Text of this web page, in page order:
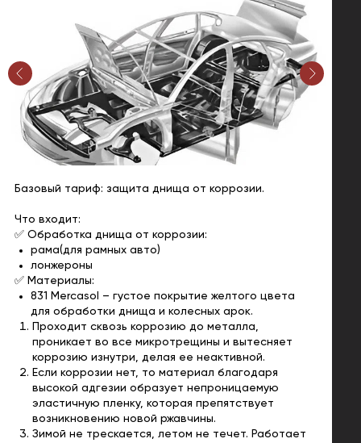
Базовый тариф: защита днища от коррозии.
Что входит:
✅ Обработка днища от коррозии:
рама(для рамных авто)
лонжероны
✅ Материалы:
831 Mercasol – густое покрытие желтого цвета
для обработки днища и колесных арок.
Проходит сквозь коррозию до металла,
проникает во все микротрещины и вытесняет
коррозию изнутри, делая ее неактивной.
Если коррозии нет, то материал благодаря
высокой адгезии образует непроницаемую
эластичную пленку, которая препятствует
возникновению новой ржавчины.
Зимой не трескается, летом не течет. Работает